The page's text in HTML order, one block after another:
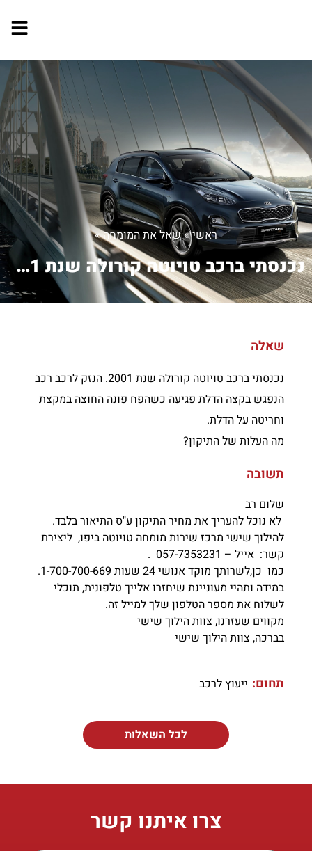
ראשי»שאל את המומחה»
נכנסתי ברכב טויוטה קורולה שנת 2001. ה...
שאלה
נכנסתי ברכב טויוטה קורולה שנת 2001. הנזק לרכב רכב
הנפגש בקצה הדלת פגיעה כשהפח פונה החוצה במקצת
וחריטה על הדלת.
מה העלות של התיקון?
תשובה
שלום רב
לא נוכל להעריך את מחיר התיקון ע"ס התיאור בלבד.
להילוך שישי מרכז שירות מומחה טויוטה ביפו, ליצירת
קשר: אייל – 057-7353231 .
כמו כן,לשרותך מוקד אנושי 24 שעות 1-700-700-669.
במידה ותהיי מעוניינת שיחזרו אלייך טלפונית, תוכלי
לשלוח את מספר הטלפון שלך למייל זה.
מקווים שעזרנו, צוות הילוך שישי
בברכה, צוות הילוך שישי
תחום: ייעוץ לרכב
לכל השאלות
צרו איתנו קשר